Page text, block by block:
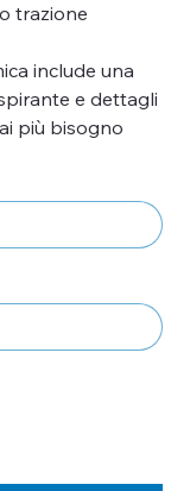
trazione
include una
e dettagli
più bisogno